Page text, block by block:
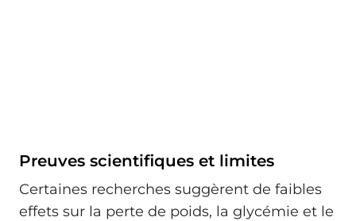
Preuves scientifiques et limites
Certaines recherches suggèrent de faibles
effets sur la perte de poids, la glycémie et le